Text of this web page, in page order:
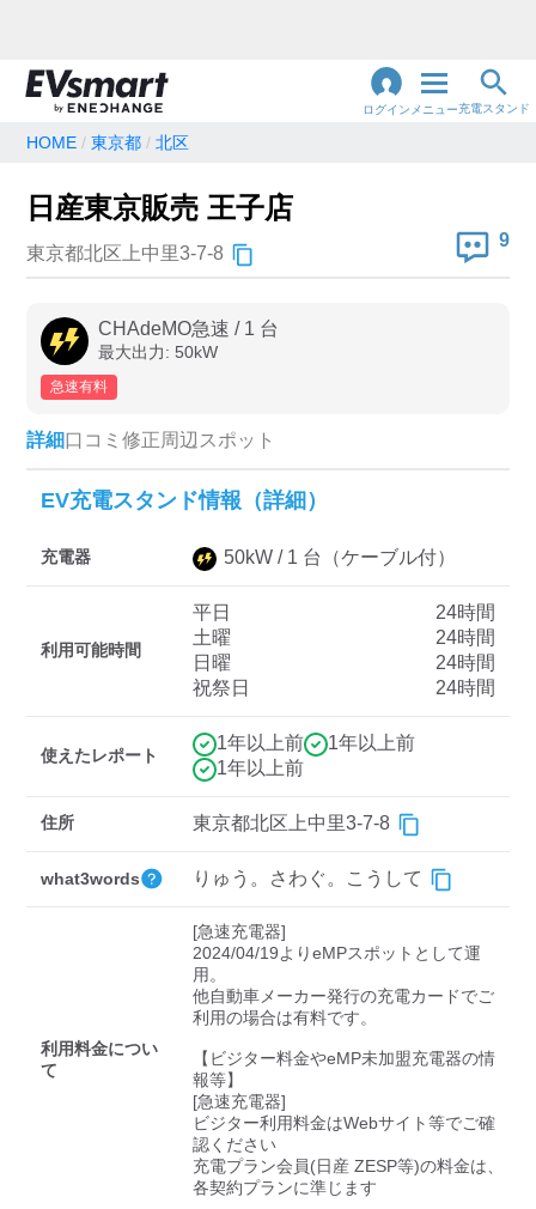
ログイン メニュー充電スタンド
地名・観光スポット・住所で検索
充電器の種類
急速充電器のみ表示
高速道路上のみ表示
認証システム
三菱ディーラーを表示
日産ディーラーを表示
急速-44kW-以上
検索する
HOME 東京都 北区
日産東京販売 王子店
東京都北区上中里3-7-8
9
CHAdeMO急速 / 1 台
最大出力: 50kW
急速有料
詳細口コミ 修正周辺スポット
EV充電スタンド情報（詳細）
充電器 50kW / 1 台 （ケーブル付）
利用可能時間
平日
24時間
土曜
24時間
日曜
24時間
祝祭日
24時間
使えたレポート
1年以上前
1年以上前
1年以上前
住所 東京都北区上中里3-7-8
what3words りゅう。さわぐ。こうして
利用料金につい
て
[急速充電器]
2024/04/19よりeMPスポットとして運
用。
他自動車メーカー発行の充電カードでご
利用の場合は有料です。
【ビジター料金やeMP未加盟充電器の情
報等】
[急速充電器]
ビジター利用料金はWebサイト等でご確
認ください
充電プラン会員(日産 ZESP等)の料金は、